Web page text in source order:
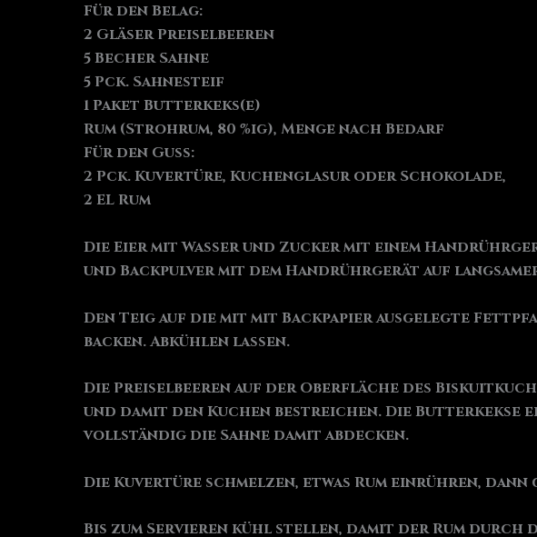
Für den Belag:
2 Gläser Preiselbeeren
5 Becher Sahne
5 Pck. Sahnesteif
1 Paket Butterkeks(e)
Rum (Strohrum, 80 %ig), Menge nach Bedarf
Für den Guss:
2 Pck. Kuvertüre, Kuchenglasur oder Schokolade,
2 EL Rum
Die Eier mit Wasser und Zucker mit einem
und Backpulver mit dem Handrührgerät auf
Den Teig auf die mit mit Backpapier ausgelegte
backen. Abkühlen lassen.
Die Preiselbeeren auf der Oberfläche des
und damit den Kuchen bestreichen. Die
vollständig die Sahne damit abdecken.
Die Kuvertüre schmelzen, etwas Rum einrühren,
Bis zum Servieren kühl stellen, damit der Rum durch